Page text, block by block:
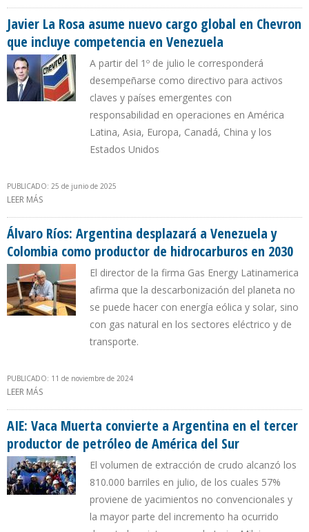
Javier La Rosa asume nuevo cargo global en Chevron
que incluye competencia en Venezuela
A partir del 1º de julio le corresponderá
desempeñarse como directivo para activos
claves y países emergentes con
responsabilidad en operaciones en América
Latina, Asia, Europa, Canadá, China y los
Estados Unidos
PUBLICADO: 25 de junio de 2025
LEER MÁS
Álvaro Ríos: Argentina desplazará a Venezuela y
Colombia como productor de hidrocarburos en 2030
El director de la firma Gas Energy Latinamerica
afirma que la descarbonización del planeta no
se puede hacer con energía eólica y solar, sino
con gas natural en los sectores eléctrico y de
transporte.
PUBLICADO: 11 de noviembre de 2024
LEER MÁS
AIE: Vaca Muerta convierte a Argentina en el tercer
productor de petróleo de América del Sur
El volumen de extracción de crudo alcanzó los
810.000 barriles en julio, de los cuales 57%
proviene de yacimientos no convencionales y
la mayor parte del incremento ha ocurrido